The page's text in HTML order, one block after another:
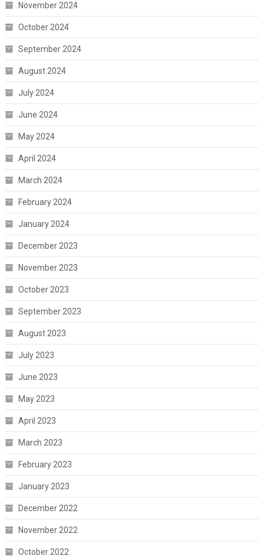
November 2024
October 2024
September 2024
August 2024
July 2024
June 2024
May 2024
April 2024
March 2024
February 2024
January 2024
December 2023
November 2023
October 2023
September 2023
August 2023
July 2023
June 2023
May 2023
April 2023
March 2023
February 2023
January 2023
December 2022
November 2022
October 2022